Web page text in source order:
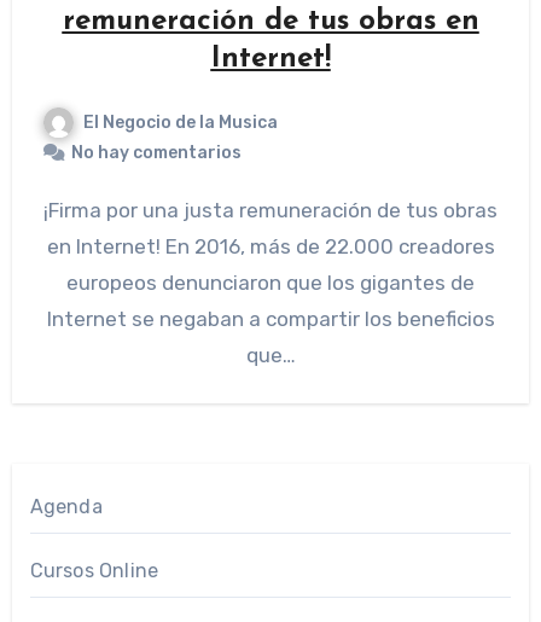
remuneración de tus obras en
Internet!
El Negocio de la Musica
No hay comentarios
¡Firma por una justa remuneración de tus obras
en Internet! En 2016, más de 22.000 creadores
europeos denunciaron que los gigantes de
Internet se negaban a compartir los beneficios
que…
Agenda
Cursos Online